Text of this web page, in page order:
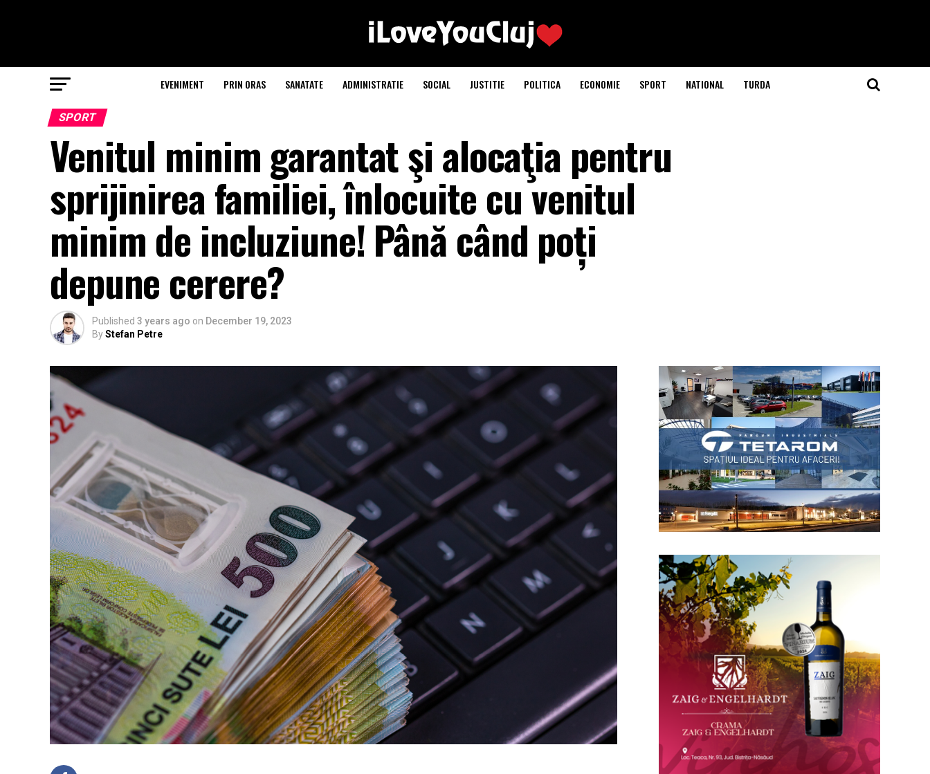
EVENIMENT PRIN ORAS SANATATE ADMINISTRATIE SOCIAL JUSTITIE POLITICA ECONOMIE SPORT NATIONAL TURDA
SPORT
Venitul minim garantat şi alocaţia pentru
sprijinirea familiei, înlocuite cu venitul
minim de incluziune! Până când poți
depune cerere?
Published 3 years ago on December 19, 2023
ByStefan Petre